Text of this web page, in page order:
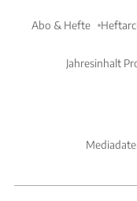
Abo & Hefte
Jahresinhalt